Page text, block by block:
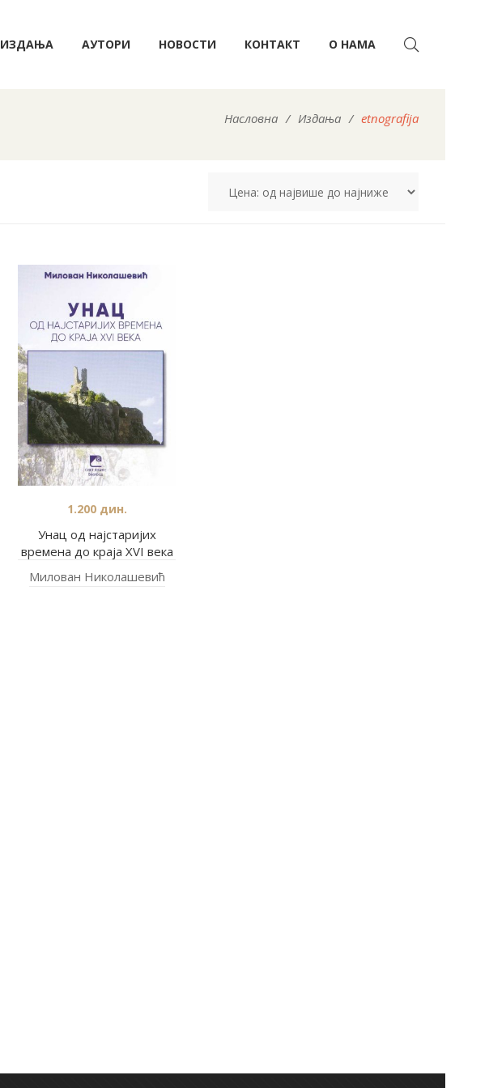
ИЗДАЊА АУТОРИ НОВОСТИ КОНТАКТ О НАМА
Насловна / Издања / etnografija
Унац од најстаријих
времена до краја XVI века
1.200дин.
Милован Николашевић